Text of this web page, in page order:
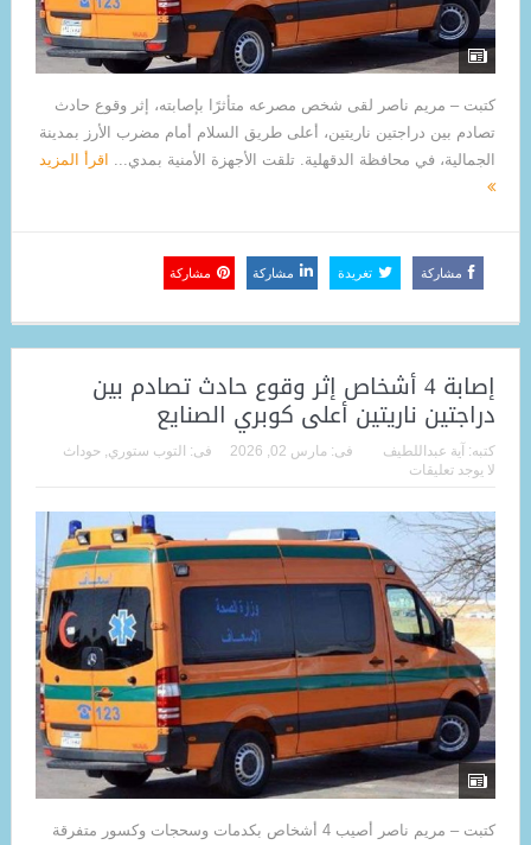
كتبت – مريم ناصر لقى شخص مصرعه متأثرًا بإصابته، إثر وقوع حادث
تصادم بين دراجتين ناريتين، أعلى طريق السلام أمام مضرب الأرز بمدينة
الجمالية، في محافظة الدقهلية. تلقت الأجهزة الأمنية بمدي...
اقرأ المزيد
مشاركة تغريدة مشاركة مشاركة
إصابة 4 أشخاص إثر وقوع حادث تصادم بين
دراجتين ناريتين أعلى كوبري الصنايع
كتبه: آية عبداللطيف فى: مارس 02, 2026 فى: التوب ستوري, حوداث
لا يوجد تعليقات
كتبت – مريم ناصر أصيب 4 أشخاص بكدمات وسحجات وكسور متفرقة